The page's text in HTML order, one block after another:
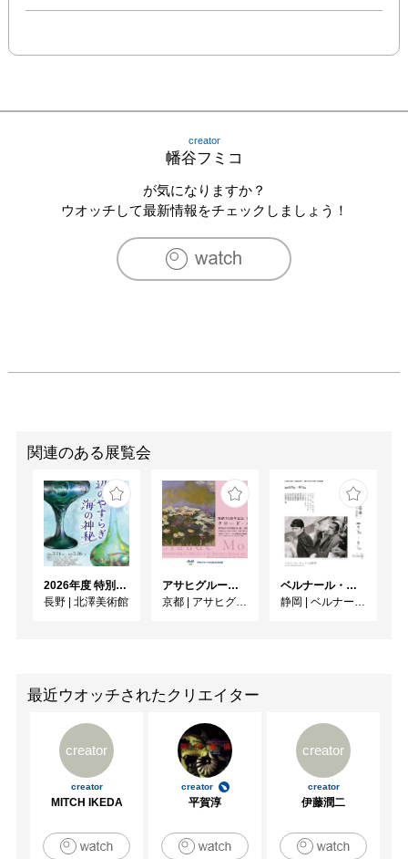
creator
幡谷フミコ
が気になりますか？
ウオッチして最新情報をチェックしましょう！
関連のある展覧会
2026年度 特別展「ガレとドーム、アール･ヌーヴォーのガラス 水辺のやすらぎ、海の神秘」
長野 | 北澤美術館
アサヒグループ大山崎山荘美術館 開館30周年記念展「没後100年 クロード・モネ」
京都 | アサヒグループ大山崎山荘美術館
ベルナール・ビュフェと写真 ーカメラがとらえたビュフェとその時代、そして21 世紀へ
静岡 | ベルナール・ビュフェ美術館
最近ウオッチされたクリエイター
creator
creator
MITCH IKEDA
creator
平賀淳
creator
creator
伊藤潤二